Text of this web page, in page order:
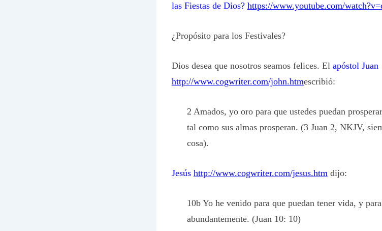
las Fiestas de Dios? https://www.youtube.com/
¿Propósito para los Festivales?
Dios desea que nosotros seamos felices. El apóstol Juan
http://www.cogwriter.com/john.htmescribió:
2 Amados, yo oro para que ustedes puedan
tal como sus almas prosperan. (3 Juan 2, NKJV,
cosa).
Jesús http://www.cogwriter.com/jesus.htmdijo:
10b Yo he venido para que puedan tener vida, y
abundantemente. (Juan 10: 10)